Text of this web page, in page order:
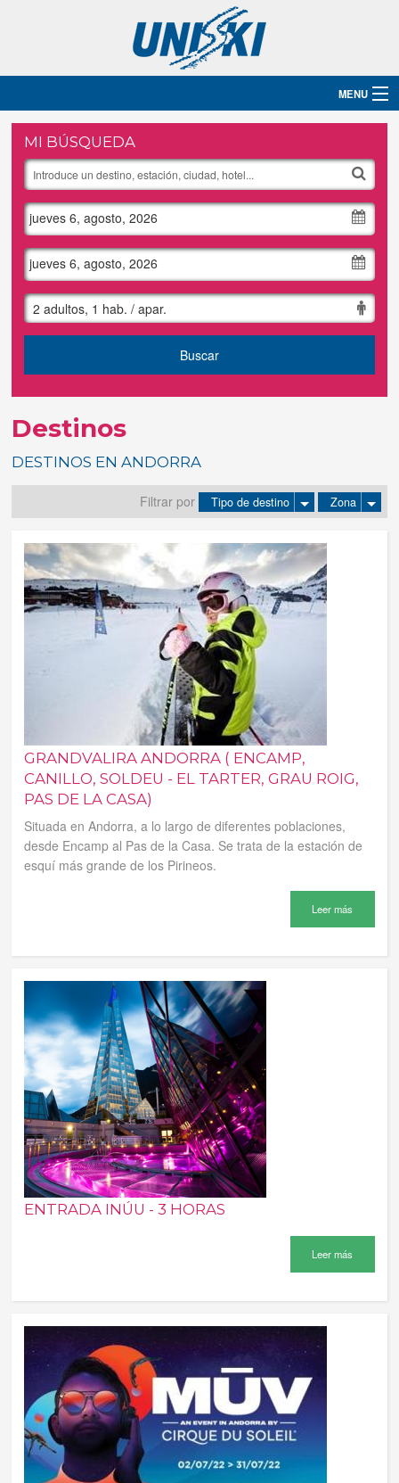
MENU
Inicio
Destinos
Hoteles
Grupos
Contacto
Tus reservas
Inicia sessión
MI BÚSQUEDA
jueves 6, agosto, 2026
jueves 6, agosto, 2026
2 adultos, 1 hab. / apar.
Buscar
Destinos
DESTINOS EN ANDORRA
Filtrar por Tipo de destino Zona
GRANDVALIRA ANDORRA ( ENCAMP,
CANILLO, SOLDEU - EL TARTER, GRAU ROIG,
PAS DE LA CASA)
Situada en Andorra, a lo largo de diferentes poblaciones,
desde Encamp al Pas de la Casa. Se trata de la estación de
esquí más grande de los Pirineos.
Leer más
ENTRADA INÚU - 3 HORAS
Leer más